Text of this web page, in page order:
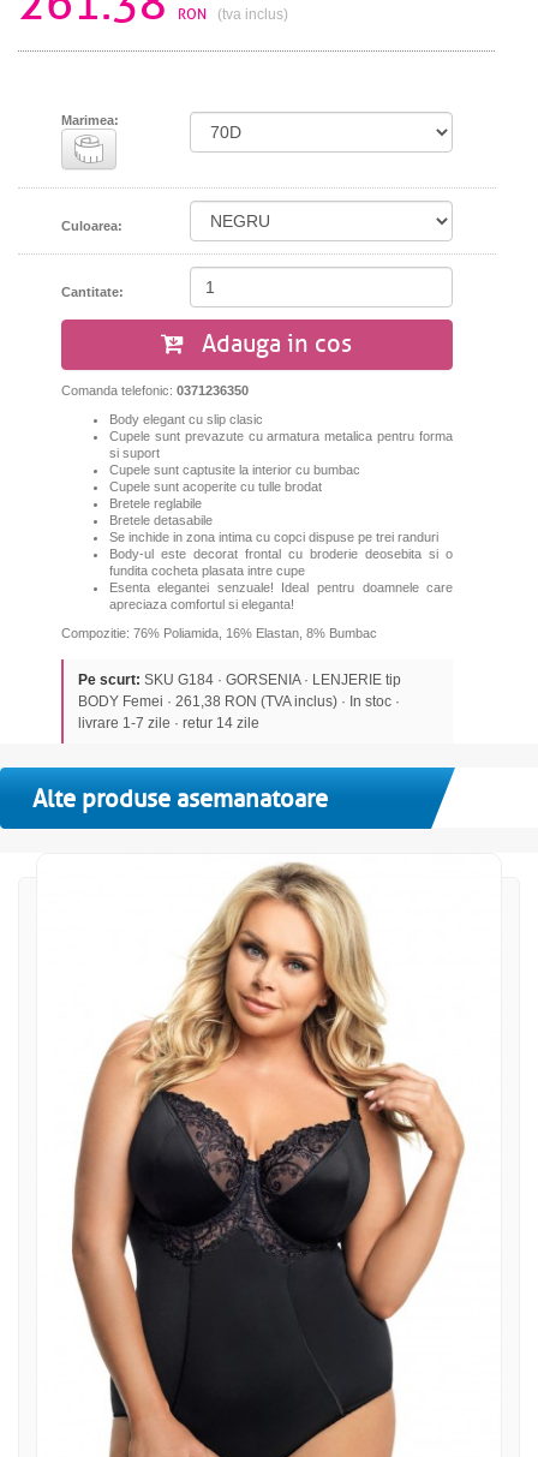
RON (tva inclus)
Marimea:
Culoarea:
Cantitate:
Adauga in cos
Comanda telefonic: 0371236350
Body elegant cu slip clasic
Cupele sunt prevazute cu armatura metalica pentru forma
si suport
Cupele sunt captusite la interior cu bumbac
Cupele sunt acoperite cu tulle brodat
Bretele reglabile
Bretele detasabile
Se inchide in zona intima cu copci dispuse pe trei randuri
Body-ul este decorat frontal cu broderie deosebita si o
fundita cocheta plasata intre cupe
Esenta elegantei senzuale! Ideal pentru doamnele care
apreciaza comfortul si eleganta!
Compozitie: 76% Poliamida, 16% Elastan, 8% Bumbac
Pe scurt: SKU G184 · GORSENIA · LENJERIE tip
BODY Femei · 261,38 RON (TVA inclus) · In stoc ·
livrare 1-7 zile · retur 14 zile
Alte produse asemanatoare